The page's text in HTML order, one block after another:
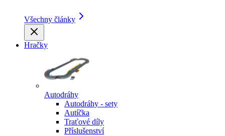
Všechny články
Hračky
Autodráhy
Autodráhy - sety
Autíčka
Traťové díly
Příslušenství